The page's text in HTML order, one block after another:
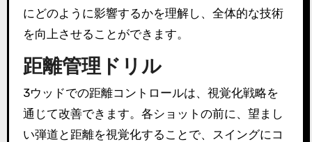
にどのように影響するかを理解し、全体的な技術
を向上させることができます。
距離管理ドリル
3ウッドでの距離コントロールは、視覚化戦略を
通じて改善できます。各ショットの前に、望まし
い弾道と距離を視覚化することで、スイングにコ